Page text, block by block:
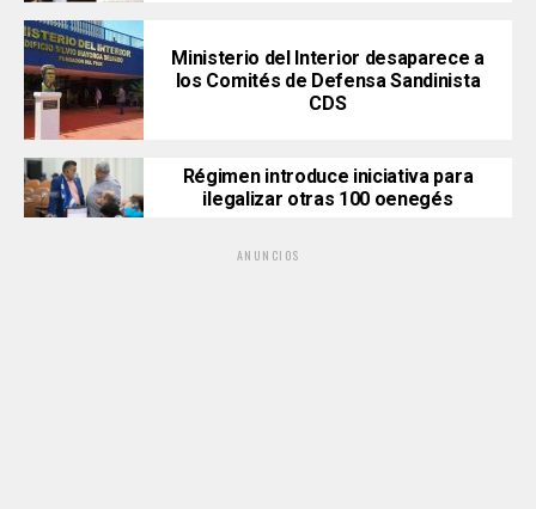
Ministerio del Interior desaparece a
los Comités de Defensa Sandinista
CDS
Régimen introduce iniciativa para
ilegalizar otras 100 oenegés
ANUNCIOS